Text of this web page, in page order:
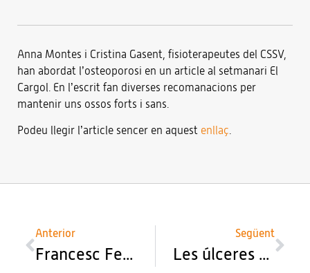
Anna Montes i Cristina Gasent, fisioterapeutes del CSSV,
han abordat l’osteoporosi en un article al setmanari El
Cargol. En l’escrit fan diverses recomanacions per
mantenir uns ossos forts i sans.
Podeu llegir l’article sencer en aquest enllaç
Anterior
Francesc Ferrer, nou president del Consorci Sociosanitari de Vilafranca
Següent
Les úlceres per pressió enceten el cicle de xerrades del Comitè de Recerca del CSSV